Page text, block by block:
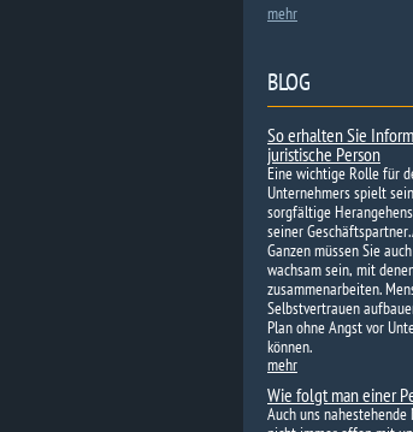
mehr
BLOG
So erhalten Sie
juristische Person
Eine wichtige Rolle für
Unternehmers spielt
sorgfältige
seiner
Ganzen müssen Sie
wachsam sein, mit
zusammenarbeiten.
Selbstvertrauen
Plan ohne Angst vor
können.
mehr
Wie folgt man einer
Auch uns